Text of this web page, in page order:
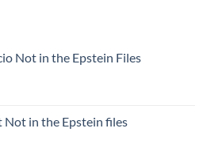
Not in the Epstein Files
Not in the Epstein files